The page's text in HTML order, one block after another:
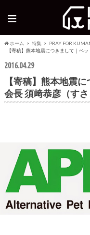
≡
ホーム 特集
PRAY FOR
【寄稿】熊本地震につきまして｜ペ
2016.04.29
【寄稿】熊本地震
会長 須﨑恭彦（すさ